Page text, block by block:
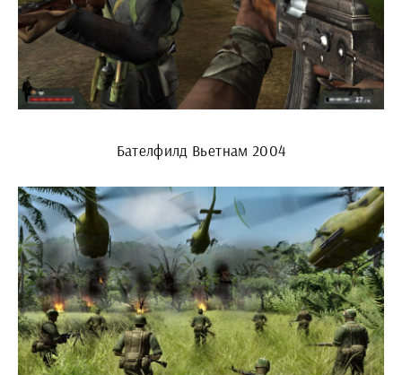
Бателфилд Вьетнам 2004